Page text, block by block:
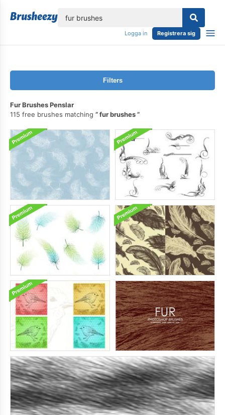
Logga in Registrera sig
Filters
Fur Brushes Penslar
115 free brushes matching
fur brushes